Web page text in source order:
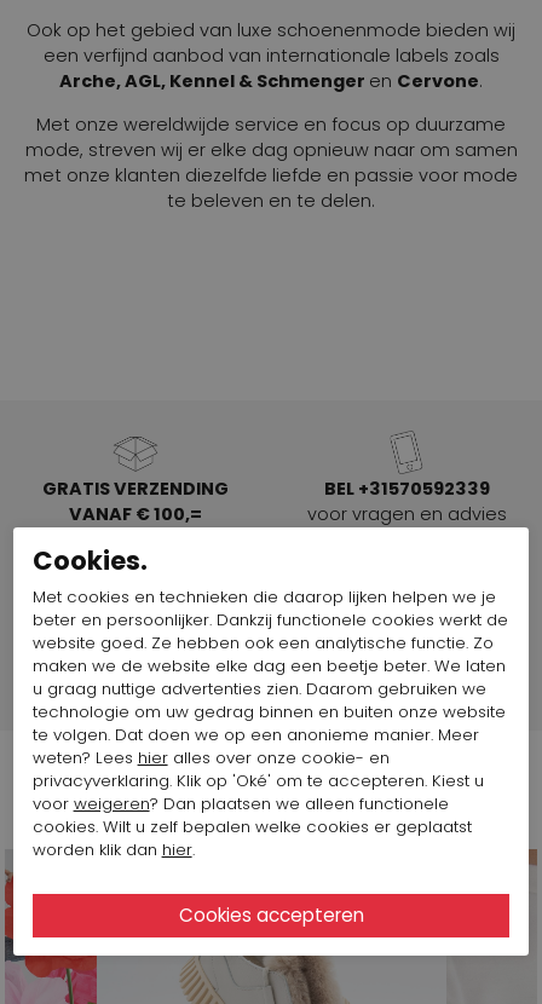
Ook op het gebied van luxe schoenenmode bieden wij
een verfijnd aanbod van internationale labels zoals
Arche, AGL, Kennel & Schmenger en Cervone.
Met onze wereldwijde service en focus op duurzame
mode, streven wij er elke dag opnieuw naar om samen
met onze klanten diezelfde liefde en passie voor mode
te beleven en te delen.
GRATIS VERZENDING
VANAF € 100,=
België
BEL +31570592339
voor vragen en advies
SPAARPUNTEN
Spaar voor korting
SHOP THE LOOK
Direct de mooiste
combinaties
Volg ons op
Cookies.
Met cookies en technieken die daarop lijken helpen we je
beter en persoonlijker. Dankzij functionele cookies werkt de
website goed. Ze hebben ook een analytische functie. Zo
maken we de website elke dag een beetje beter. We laten
u graag nuttige advertenties zien. Daarom gebruiken we
technologie om uw gedrag binnen en buiten onze website
te volgen. Dat doen we op een anonieme manier. Meer
weten? Lees hieralles over onze cookie- en
privacyverklaring. Klik op 'Oké' om te accepteren. Kiest u
voor weigeren? Dan plaatsen we alleen functionele
cookies. Wilt u zelf bepalen welke cookies er geplaatst
worden klik dan hier.